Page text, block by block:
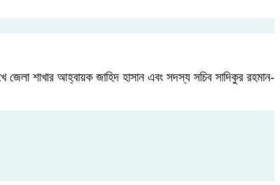
শাখার আহ্বায়ক জাহিদ হাসান এবং সদস্য সচিব সাদিকুর রহমান-